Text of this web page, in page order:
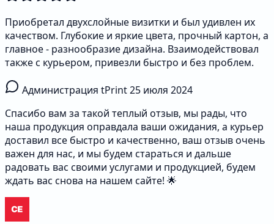
Приобретал двухслойные визитки и был удивлен их
качеством. Глубокие и яркие цвета, прочный картон, а
главное - разнообразие дизайна. Взаимодействовал
также с курьером, привезли быстро и без проблем.
Администрация tPrint25 июля 2024
Спасибо вам за такой теплый отзыв, мы рады, что
наша продукция оправдала ваши ожидания, а курьер
доставил все быстро и качественно, ваш отзыв очень
важен для нас, и мы будем стараться и дальше
радовать вас своими услугами и продукцией, будем
ждать вас снова на нашем сайте! 🌟